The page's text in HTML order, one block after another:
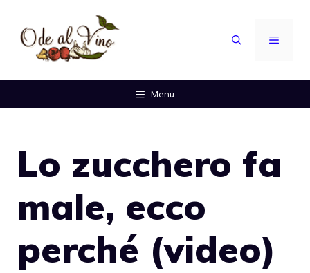
contenuto
MENU
Menu
Lo zucchero fa
male, ecco
perché (video)